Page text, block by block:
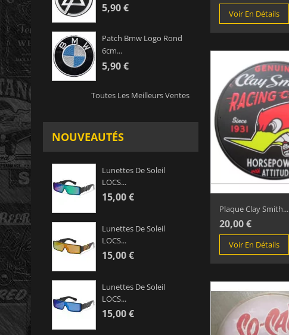
5,90 €
Patch Bmw Logo Rond
6cm...
5,90 €
Toutes Les Meilleurs Ventes
NOUVEAUTÉS
Lunettes De Soleil
LOCS...
15,00 €
Lunettes De Soleil
LOCS...
15,00 €
Lunettes De Soleil
LOCS...
15,00 €
Voir En Détails
Plaque Clay Smith...
20,00 €
Voir En Détails